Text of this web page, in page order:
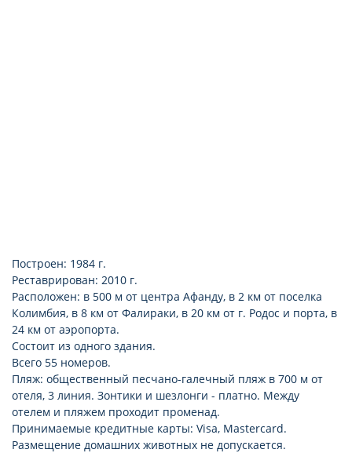
Построен: 1984 г.
Реставрирован: 2010 г.
Расположен: в 500 м от центра Афанду, в 2 км от поселка
Колимбия, в 8 км от Фалираки, в 20 км от г. Родос и порта, в
24 км от аэропорта.
Состоит из одного здания.
Всего 55 номеров.
Пляж: общественный песчано-галечный пляж в 700 м от
отеля, 3 линия. Зонтики и шезлонги - платно. Между
отелем и пляжем проходит променад.
Принимаемые кредитные карты: Visa, Mastercard.
Размещение домашних животных не допускается.